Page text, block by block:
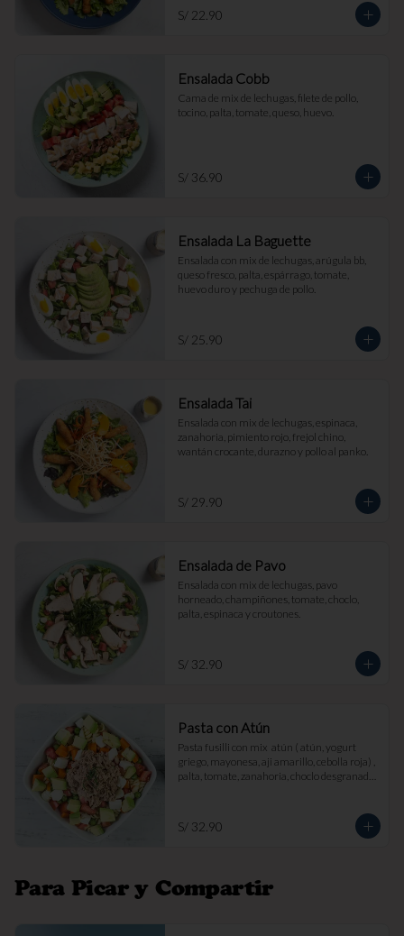
S/ 22.90
Ensalada Cobb
Cama de mix de lechugas, filete de pollo,
tocino, palta, tomate, queso, huevo.
S/ 36.90
Ensalada La Baguette
Ensalada con mix de lechugas, arúgula bb,
queso fresco, palta, espárrago, tomate,
huevo duro y pechuga de pollo.
S/ 25.90
Ensalada Tai
Ensalada con mix de lechugas, espinaca,
zanahoria, pimiento rojo, frejol chino,
wantán crocante, durazno y pollo al panko.
S/ 29.90
Ensalada de Pavo
Ensalada con mix de lechugas, pavo
horneado, champiñones, tomate, choclo,
palta, espinaca y croutones.
S/ 32.90
Pasta con Atún
Pasta fusilli con mix  atún ( atún, yogurt
griego, mayonesa, aji amarillo, cebolla roja) ,
palta, tomate, zanahoria, choclo desgranado
S/ 32.90
Para Picar y Compartir